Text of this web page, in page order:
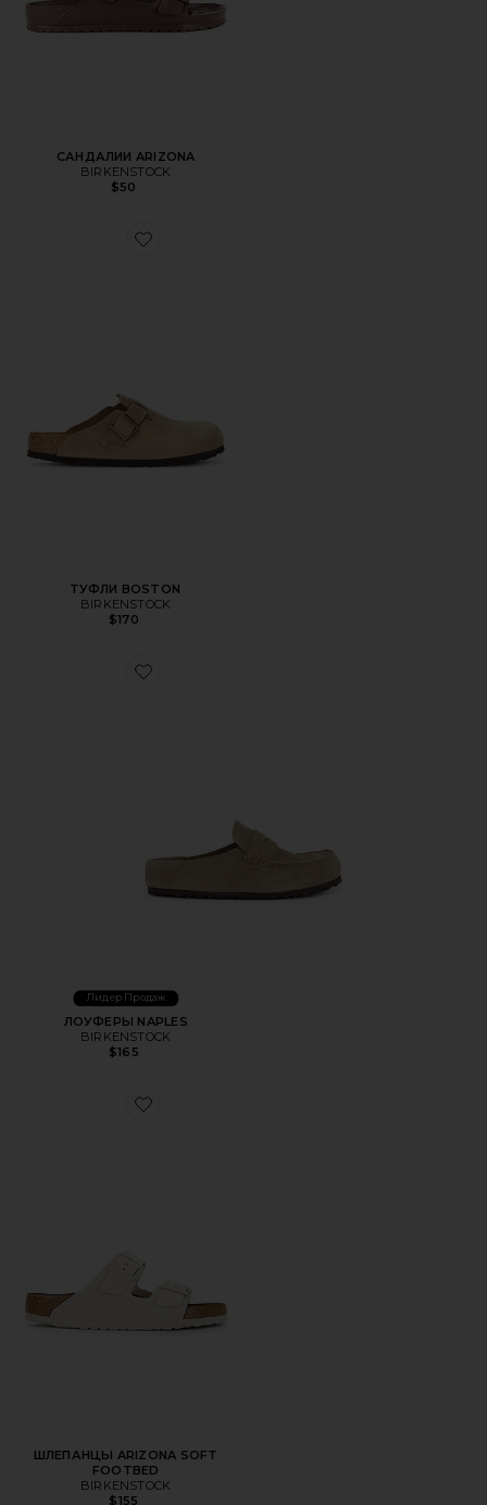
САНДАЛИИ ARIZONA
BIRKENSTOCK
$50
Favorite ТУФЛИ BOSTON
ТУФЛИ BOSTON
BIRKENSTOCK
$170
Favorite ЛОУФЕРЫ NAPLES
Лидер Продаж
ЛОУФЕРЫ NAPLES
BIRKENSTOCK
$165
Favorite ШЛЕПАНЦЫ ARIZONA SOFT FOOTBED
ШЛЕПАНЦЫ ARIZONA SOFT
FOOTBED
BIRKENSTOCK
$155